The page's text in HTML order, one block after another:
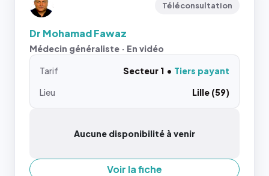
Téléconsultation
Dr Mohamad Fawaz
Médecin généraliste · En vidéo
Tarif Secteur 1
Tiers payant
Lieu
Lille (59)
Aucune disponibilité à venir
Voir la fiche